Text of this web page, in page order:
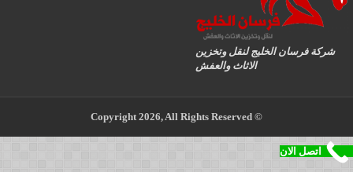
شركة فرسان الخليج لنقل وتخزين
الاثاث والعفش
© Copyright 2026, All Rights Reserved
اتصل الان